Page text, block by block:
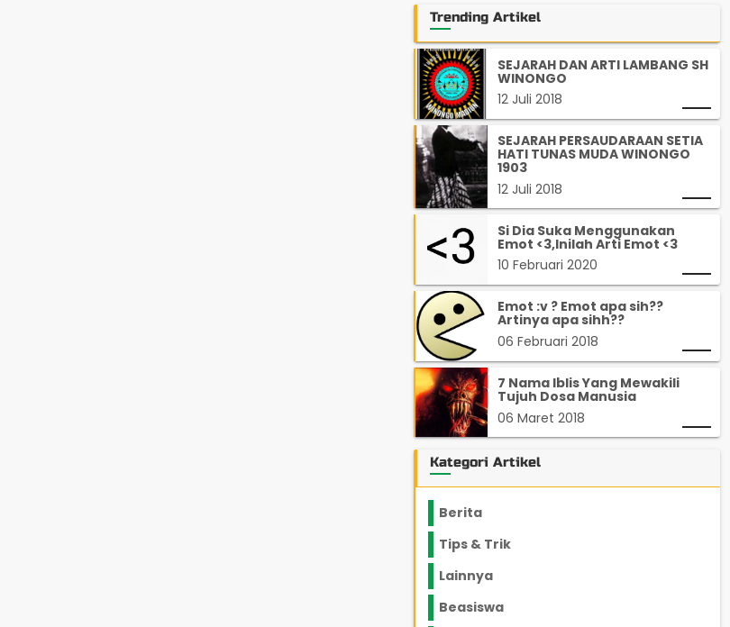
Trending Artikel
SEJARAH DAN ARTI LAMBANG SH
WINONGO
12 Juli 2018
SEJARAH PERSAUDARAAN SETIA
HATI TUNAS MUDA WINONGO
1903
12 Juli 2018
Si Dia Suka Menggunakan
Emot <3,Inilah Arti Emot <3
10 Februari 2020
Emot :v ? Emot apa sih??
Artinya apa sihh??
06 Februari 2018
7 Nama Iblis Yang Mewakili
Tujuh Dosa Manusia
06 Maret 2018
Kategori Artikel
Berita
Tips & Trik
Lainnya
Beasiswa